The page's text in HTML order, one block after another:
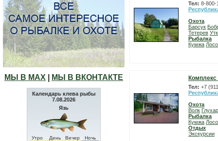
МЫ В МАХ МЫ В ВКОНТАКТЕ
Календарь клева рыбы
7.08.2026
Язь
Утро День Вечер Ночь
Тел: 8-800-
Охота
Барсук
Тетерев
Рыбалка
Кумжа
Тел: +7
Охота
Волк
Рыбалка
Кумжа
Отдых
Экскурсии